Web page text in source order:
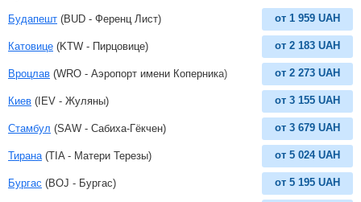
Будапешт (BUD - Ференц Лист) от 1 959 UAH
Катовице (KTW - Пирцовице) от 2 183 UAH
Вроцлав (WRO - Аэропорт имени Коперника) от 2 273 UAH
Киев (IEV - Жуляны) от 3 155 UAH
Стамбул (SAW - Сабиха-Гёкчен) от 3 679 UAH
Тирана (TIA - Матери Терезы) от 5 024 UAH
Бургас (BOJ - Бургас) от 5 195 UAH